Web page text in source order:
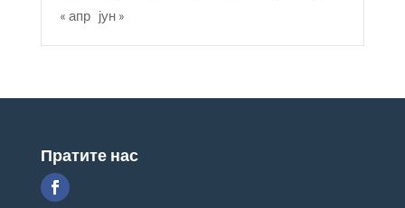
« апр јун »
Пратите нас